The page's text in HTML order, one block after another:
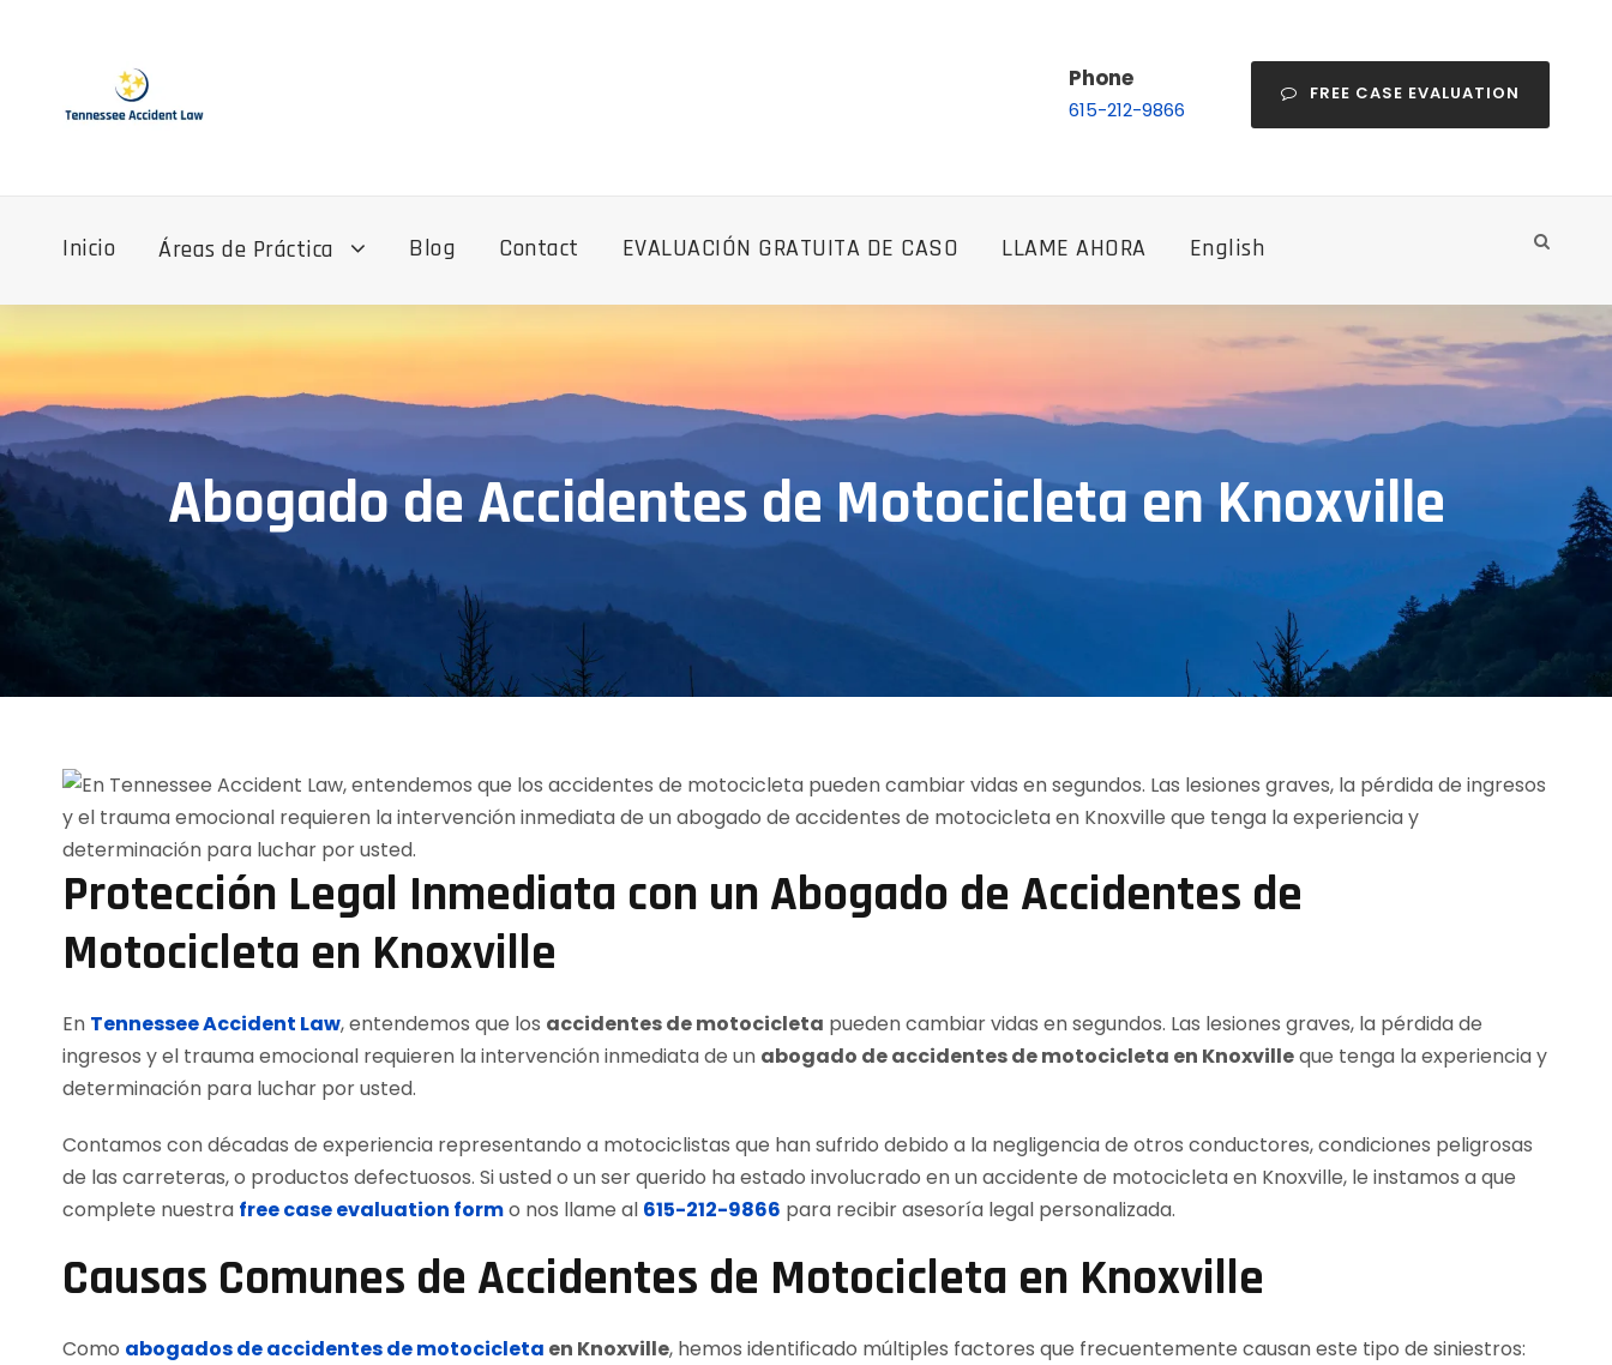
Phone
615-212-9866
FREE CASE EVALUATION
Inicio Áreas de Práctica Blog Contact EVALUACIÓN GRATUITA DE CASO LLAME AHORA English
Abogado de Accidentes de Motocicleta en Knoxville
Protección Legal Inmediata con un Abogado de Accidentes de
Motocicleta en Knoxville
En Tennessee Accident Law, entendemos que los accidentes de motocicleta pueden cambiar vidas en segundos. Las lesiones graves, la pérdida de
ingresos y el trauma emocional requieren la intervención inmediata de un abogado de accidentes de motocicleta en Knoxvilleque tenga la experiencia y
determinación para luchar por usted.
Contamos con décadas de experiencia representando a motociclistas que han sufrido debido a la negligencia de otros conductores, condiciones peligrosas
de las carreteras, o productos defectuosos. Si usted o un ser querido ha estado involucrado en un accidente de motocicleta en Knoxville, le instamos a que
complete nuestra free case evaluation formo nos llame al 615-212-9866 para recibir asesoría legal personalizada.
Causas Comunes de Accidentes de Motocicleta en Knoxville
Como abogados de accidentes de motocicleta en Knoxville, hemos identificado múltiples factores que frecuentemente causan este tipo de siniestros: